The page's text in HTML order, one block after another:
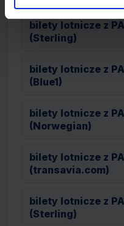
bilety lotnicze z
(Sterling)
bilety lotnicze z
(Blue1)
bilety lotnicze z
(Norwegian)
bilety lotnicze z
(transavia.com)
bilety lotnicze z
(Sterling)